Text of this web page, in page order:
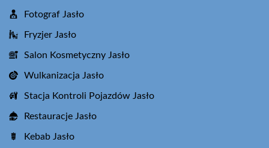
Fotograf Jasło
Fryzjer Jasło
Salon Kosmetyczny Jasło
Wulkanizacja Jasło
Stacja Kontroli Pojazdów Jasło
Restauracje Jasło
Kebab Jasło